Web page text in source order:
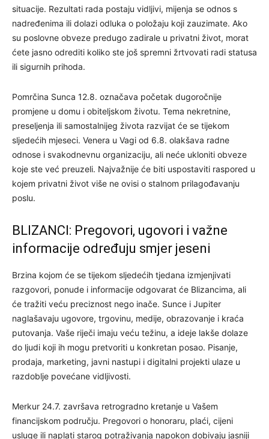
situacije. Rezultati rada postaju vidljivi, mijenja se odnos s
nadređenima ili dolazi odluka o položaju koji zauzimate. Ako
su poslovne obveze predugo zadirale u privatni život, morat
ćete jasno odrediti koliko ste još spremni žrtvovati radi statusa
ili sigurnih prihoda.
Pomrčina Sunca 12.8. označava početak dugoročnije
promjene u domu i obiteljskom životu. Tema nekretnine,
preseljenja ili samostalnijeg života razvijat će se tijekom
sljedećih mjeseci. Venera u Vagi od 6.8. olakšava radne
odnose i svakodnevnu organizaciju, ali neće ukloniti obveze
koje ste već preuzeli. Najvažnije će biti uspostaviti raspored u
kojem privatni život više ne ovisi o stalnom prilagođavanju
poslu.
BLIZANCI: Pregovori, ugovori i važne
informacije određuju smjer jeseni
Brzina kojom će se tijekom sljedećih tjedana izmjenjivati
razgovori, ponude i informacije odgovarat će Blizancima, ali
će tražiti veću preciznost nego inače. Sunce i Jupiter
naglašavaju ugovore, trgovinu, medije, obrazovanje i kraća
putovanja. Vaše riječi imaju veću težinu, a ideje lakše dolaze
do ljudi koji ih mogu pretvoriti u konkretan posao. Pisanje,
prodaja, marketing, javni nastupi i digitalni projekti ulaze u
razdoblje povećane vidljivosti.
Merkur 24.7. završava retrogradno kretanje u Vašem
financijskom području. Pregovori o honoraru, plaći, cijeni
usluge ili naplati starog potraživanja napokon dobivaju jasniji